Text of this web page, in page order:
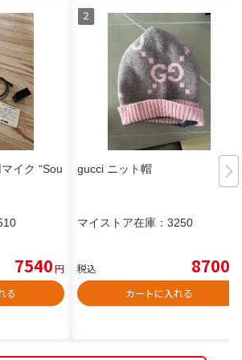
イク “Sou
7540円
る
gucci ニット帽
マイストア在庫： 3250
税込 8700
カートに入れる